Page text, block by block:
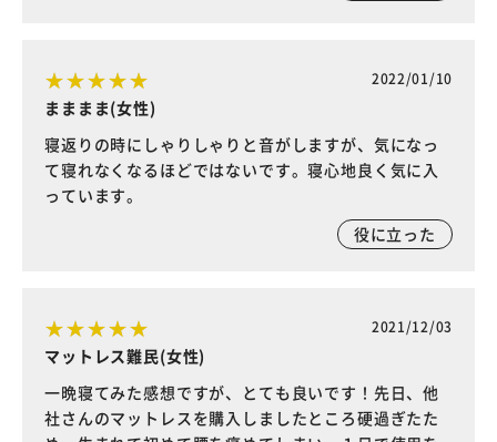
2022/01/10
まままま(女性)
寝返りの時にしゃりしゃりと音がしますが、気になっ
て寝れなくなるほどではないです。寝心地良く気に入
っています。
役に立った
2021/12/03
マットレス難民(女性)
一晩寝てみた感想ですが、とても良いです！先日、他
社さんのマットレスを購入しましたところ硬過ぎたた